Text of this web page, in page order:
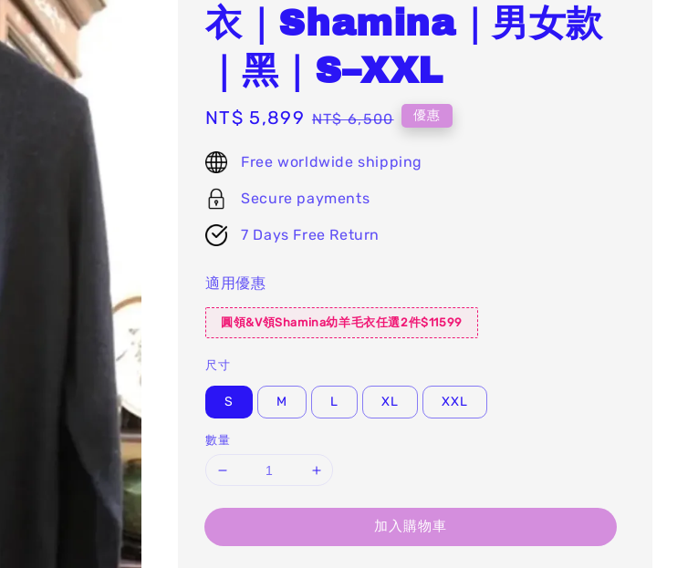
衣｜Shamina｜男女款
｜黑｜S–XXL
Sale
NT$ 5,899 Regular
NT$ 6,500 優惠
Free worldwide shipping
Secure payments
7 Days Free Return
適用優惠
圓領&V領Shamina幼羊毛衣任選2件$11599
尺寸
S M L XL XXL
數量
加入購物車